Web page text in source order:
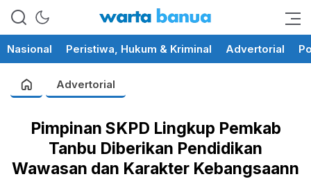
wartabanua.com
memberikan informasi yang
Nasional Peristiwa, Hukum & Kriminal Advertorial
Advertorial
Pimpinan SKPD Lingkup Pemkab
Tanbu Diberikan Pendidikan
Wawasan dan Karakter Kebangsaann